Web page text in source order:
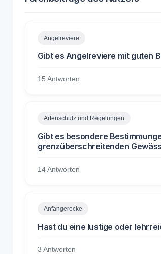
Angelreviere
Gibt es Angelreviere mit guten
15 Antworten
Artenschutz und Regelungen
Gibt es besondere
grenzüberschreitenden
14 Antworten
Anfängerecke
Hast du eine lustige oder
3 Antworten